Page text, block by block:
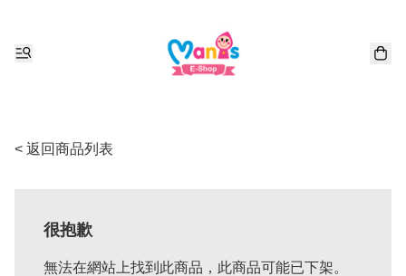
< 返回商品列表
很抱歉
無法在網站上找到此商品，此商品可能已下架。